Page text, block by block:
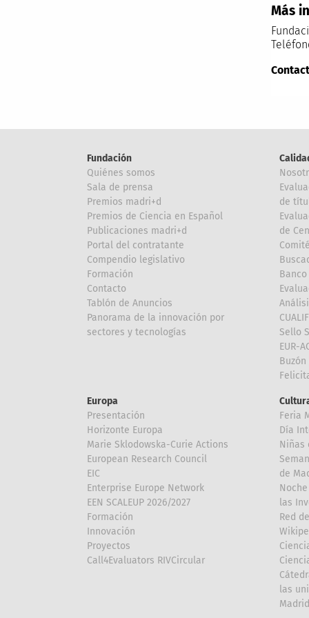
Más
Fundación
Quiénes somos
Sala de prensa
Premios madri+d
Premios de Ciencia en Español
Publicaciones madri+d
Portal del contratante
Compendio legislativo
Formación
Contacto
Tablón de Anuncios
Panorama de la innovación por
sectores y tecnologías
de
de
Sello
EUR-
Europa
Presentación
Horizonte Europa
Marie Sklodowska-Curie Actions
European Research Council
EIC
Enterprise Europe Network
EEN SCALEUP 2026/2027
Formación
Innovación
Proyectos
Call4Evaluators RIVCircular
Feria
Día
Niñas
de
las
Red
las
Madrid